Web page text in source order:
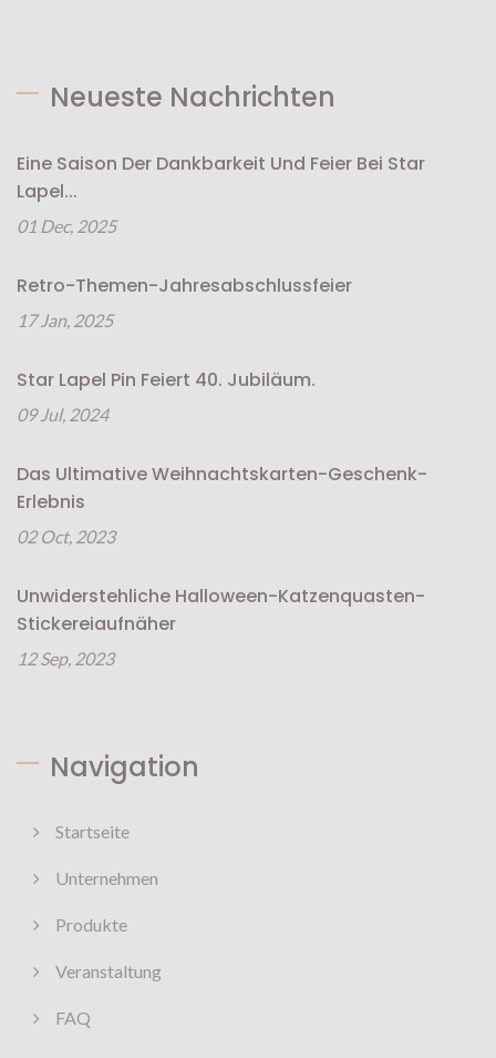
Neueste Nachrichten
Eine Saison Der Dankbarkeit Und Feier Bei Star
Lapel...
01 Dec, 2025
Retro-Themen-Jahresabschlussfeier
17 Jan, 2025
Star Lapel Pin Feiert 40. Jubiläum.
09 Jul, 2024
Das Ultimative Weihnachtskarten-Geschenk-
Erlebnis
02 Oct, 2023
Unwiderstehliche Halloween-Katzenquasten-
Stickereiaufnäher
12 Sep, 2023
Navigation
Startseite
Unternehmen
Produkte
Veranstaltung
FAQ